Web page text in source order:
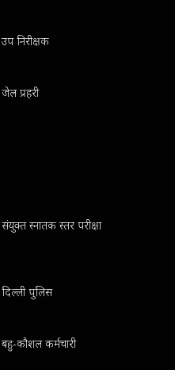
उप निरीक्षक
जेल प्रहरी
संयुक्त स्नातक स्तर परीक्षा
दिल्ली पुलिस
बहु-कौशल कर्मचारी